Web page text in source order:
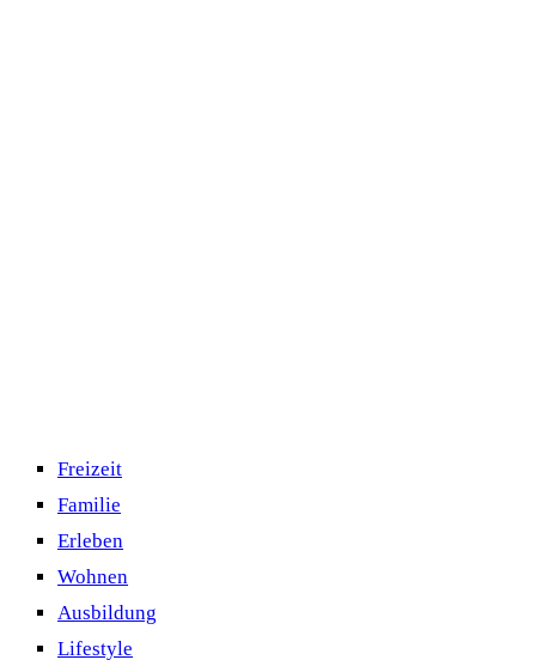
Freizeit
Familie
Erleben
Wohnen
Ausbildung
Lifestyle